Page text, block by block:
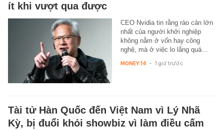
ít khi vượt qua được
CEO Nvidia tin rằng rào cản lớn
nhất của người khởi nghiệp
không nằm ở vốn hay công
nghệ, mà ở việc lo lắng quá…
MONEY.14 - 1 giờ trước
Tài tử Hàn Quốc đến Việt Nam vì Lý Nhã
Kỳ, bị đuổi khỏi showbiz vì làm điều cấm